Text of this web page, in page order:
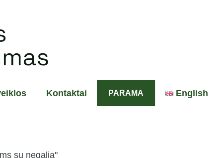
Kontaktai PARAMA English